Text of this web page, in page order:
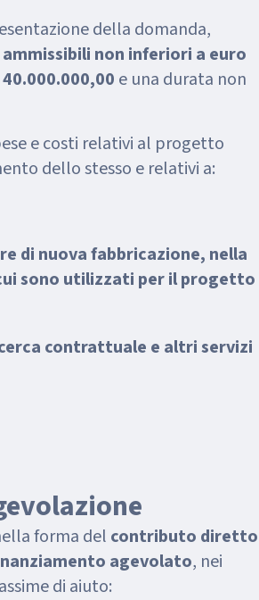
della domanda,
non inferiori a euro
e una durata non
e costi relativi al progetto
dello stesso e relativi a:
di nuova fabbricazione, nella
sono utilizzati per il progetto
contrattuale e altri servizi
forma del contributo diretto
agevolato, nei
di aiuto: